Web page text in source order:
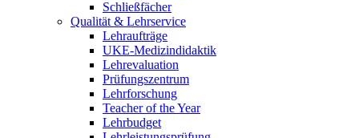
Schließfächer
Qualität & Lehrservice
Lehraufträge
UKE-Medizindidaktik
Lehrevaluation
Prüfungszentrum
Lehrforschung
Teacher of the Year
Lehrbudget